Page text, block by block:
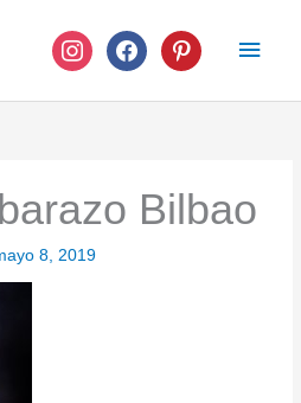
instagramfacebook pinterest
Bilbao
8, 2019